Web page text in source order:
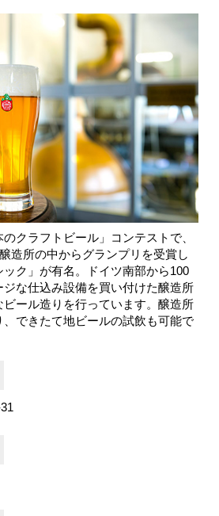
のクラフトビール」コンテストで、
造所の中からグランプリを受賞し
ク」が有名。ドイツ南部から100
な仕込み設備を買い付けた醸造所
ール造りを行っています。醸造所
できたて地ビールの試飲も可能で